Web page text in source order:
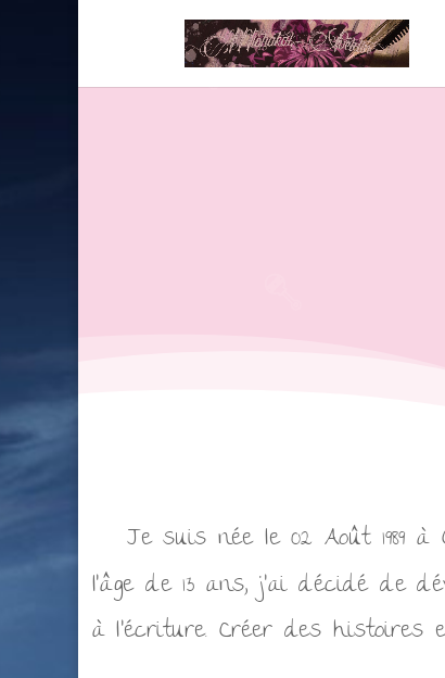
Je suis née le 02 Août 1989 à
l’âge de 13 ans, j’ai décidé de
à l’écriture. Créer des histoires